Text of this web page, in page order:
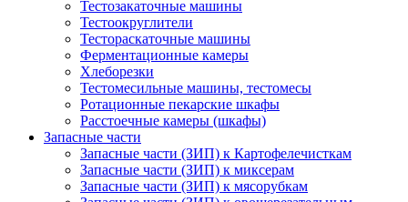
Тестозакаточные машины
Тестоокруглители
Тестораскаточные машины
Ферментационные камеры
Хлеборезки
Тестомесильные машины, тестомесы
Ротационные пекарские шкафы
Расстоечные камеры (шкафы)
Запасные части
Запасные части (ЗИП) к Картофелечисткам
Запасные части (ЗИП) к миксерам
Запасные части (ЗИП) к мясорубкам